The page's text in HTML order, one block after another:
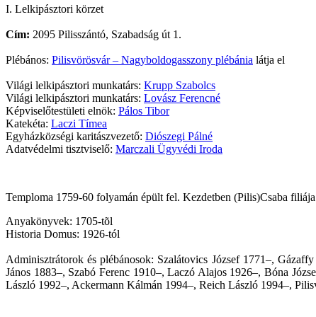
I. Lelkipásztori körzet
Cím: 2095 Pilisszántó, Szabadság út 1.
Plébános: Pilisvörösvár – Nagyboldogasszony plébánia látja el
Világi lelkipásztori munkatárs: Krupp Szabolcs
Világi lelkipásztori munkatárs: Lovász Ferencné
Képviselőtestületi elnök: Pálos Tibor
Katekéta: Laczi Tímea
Egyházközségi karitászvezető: Diószegi Pálné
Adatvédelmi tisztviselő: Marczali Ügyvédi Iroda
Temploma 1759-60 folyamán épült fel. Kezdetben (Pilis)Csaba
Anyakönyvek: 1705-tõl
Historia Domus: 1926-tól
Adminisztrátorok és plébánosok: Szalátovics József 1771–,
János 1883–, Szabó Ferenc 1910–, Laczó Alajos 1926–, Bóna
László 1992–, Ackermann Kálmán 1994–, Reich László 1994–,